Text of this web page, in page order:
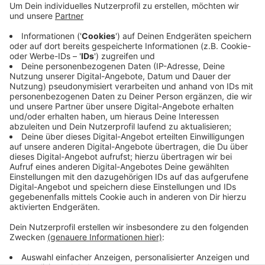
(02.07) sprechen. Man wolle mit den beiden Projekten
neue Wege gehen in Sachen Planung, Abwicklung und
Bauweise, um Zeit und Geld zu sparen, heißt es aus
dem Ratinger Rathaus. Die neuen Kitas sollen an der
Gothaer Straße in West und an der Bahnhofstraße in
Hösel entstehen. Läuft alles nach Plan, könnten die
beiden neuen Kitas schon 2026 in Betrieb gehen.
Anzeige
Anzeige